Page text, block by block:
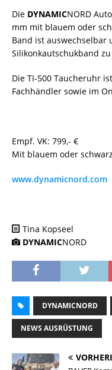
Die DYNAMICNORD
mm mit blauem oder
Band ist auswechselbar
Silikonkautschukband
Die TI-500 Taucheruhr
Fachhändler sowie im
Empf. VK: 799,- €
Mit blauem oder
www.dynamicnord.com
Tina Kopseel
DYNAMICNORD
DYNAMICNORD
NEWS AUSRÜSTUNG